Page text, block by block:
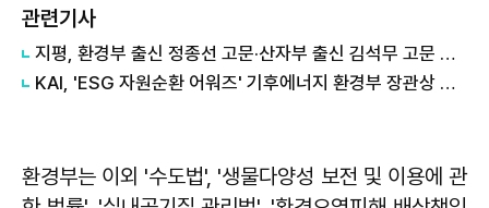
관련기사
지평, 환경부 출신 정종선 고문·산자부 출신 김석무 고문 영입
KAI, 'ESG 자원순환 어워즈' 기후에너지 환경부 장관상 수상
환경부는 이외 '수도법', '생물다양성 보전 및 이용에 관